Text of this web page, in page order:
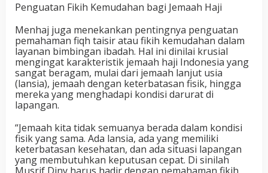
Penguatan Fikih Kemudahan bagi Jemaah Haji
Menhaj juga menekankan pentingnya penguatan
pemahaman fiqh taisiratau fikih kemudahan dalam
layanan bimbingan ibadah. Hal ini dinilai krusial
mengingat karakteristik jemaah haji Indonesia yang
sangat beragam, mulai dari jemaah lanjut usia
(lansia), jemaah dengan keterbatasan fisik, hingga
mereka yang menghadapi kondisi darurat di
lapangan.
“Jemaah kita tidak semuanya berada dalam kondisi
fisik yang sama. Ada lansia, ada yang memiliki
keterbatasan kesehatan, dan ada situasi lapangan
yang membutuhkan keputusan cepat. Di sinilah